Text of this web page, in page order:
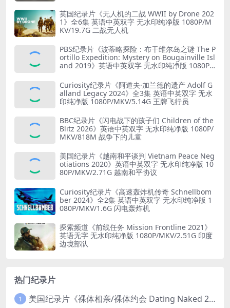
英国纪录片《无人机的二战 WWII by Drone 202
1》全6集 英语中英双字 无水印纯净版 1080P/M
KV/19.7G 二战无人机
PBS纪录片《波蒂略探险：布干维尔岛之谜 The P
ortillo Expedition: Mystery on Bougainville Isl
and 2019》英语中英双字 无水印纯净版 1080P/
Curiosity纪录片《阿道夫·加兰德的遗产 Adolf G
alland Legacy 2024》全3集 英语中英双字 无水
印纯净版 1080P/MKV/5.14G 王牌飞行员
BBC纪录片《闪电战下的孩子们 Children of the
Blitz 2026》英语中英双字 无水印纯净版 1080P/
MKV/818M 战争下的儿童
美国纪录片《越南和平谈判 Vietnam Peace Neg
otiations 2020》英语中英双字 无水印纯净版 10
80P/MKV/2.71G 越南和平协议
Curiosity纪录片《高速轰炸机传奇 Schnellbom
ber 2024》全2集 英语中英双字 无水印纯净版 1
080P/MKV/1.6G 闪电轰炸机
探索频道《前线任务 Mission Frontline 2021》
英语无字 无水印纯净版 1080P/MKV/2.51G 印度
边境部队
热门纪录片
1 美国纪录片《裸体相亲/裸体约会 Dating Naked 2014-2016》第1-3季全33集 英语中英双字 无水印纯净版 1080P/MKV/85.6G 裸体相亲真人秀